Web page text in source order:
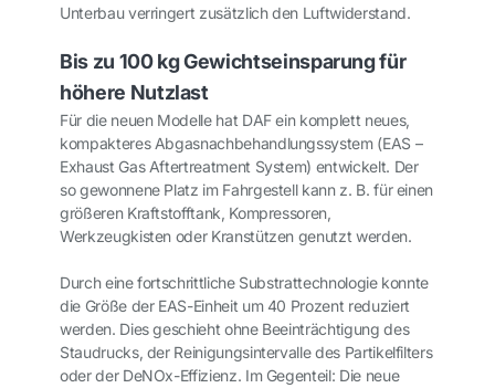
Unterbau verringert zusätzlich den Luftwiderstand.
Bis zu 100 kg Gewichtseinsparung für
höhere Nutzlast
Für die neuen Modelle hat DAF ein komplett neues,
kompakteres Abgasnachbehandlungssystem (EAS –
Exhaust Gas Aftertreatment System) entwickelt. Der
so gewonnene Platz im Fahrgestell kann z. B. für einen
größeren Kraftstofftank, Kompressoren,
Werkzeugkisten oder Kranstützen genutzt werden.
Durch eine fortschrittliche Substrattechnologie konnte
die Größe der EAS-Einheit um 40 Prozent reduziert
werden. Dies geschieht ohne Beeinträchtigung des
Staudrucks, der Reinigungsintervalle des Partikelfilters
oder der DeNOx-Effizienz. Im Gegenteil: Die neue